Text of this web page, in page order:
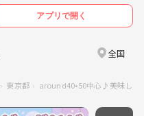
アプリで開く
全国
東京都 around40•50中心♪美味しい